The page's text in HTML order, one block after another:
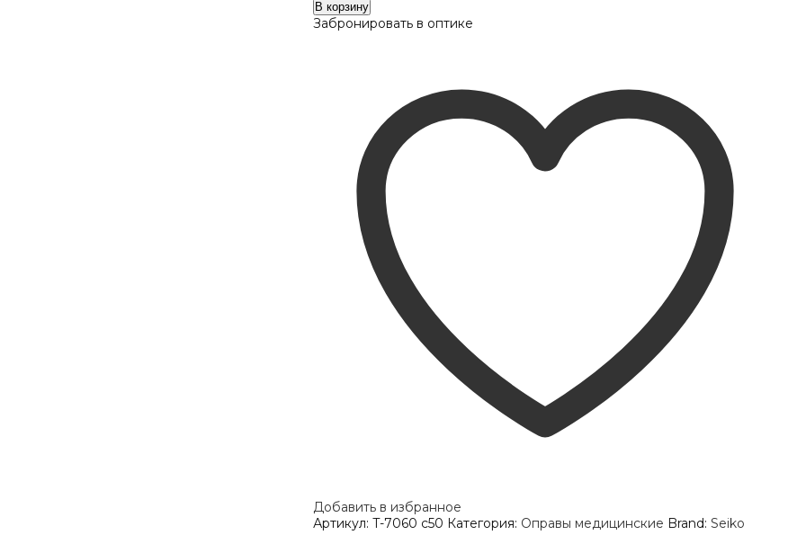
Количество
Seiko
В корзину
Забронировать в оптике
Добавить в избранное
Артикул:T-7060 c50 Категория: Оправы медицинские Brand:Seiko